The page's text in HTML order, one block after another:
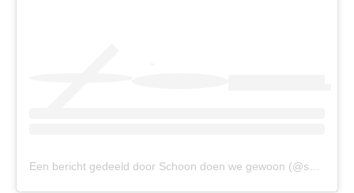
Een bericht gedeeld door Schoon doen we gewoon (@schoondoenwegewoon)